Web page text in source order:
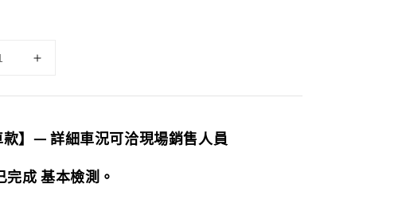
款】— 詳細車況可洽現場銷售人員
完成 基本檢測。